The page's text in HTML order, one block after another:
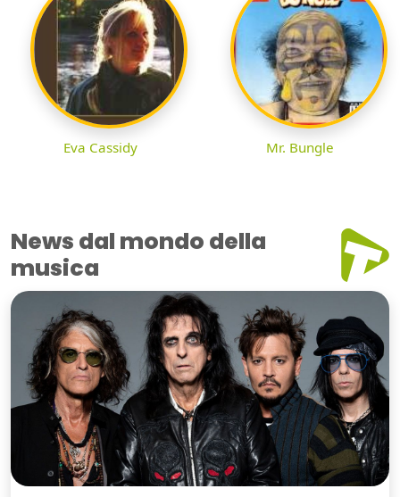
Eva Cassidy Mr. Bungle
News dal mondo della
musica